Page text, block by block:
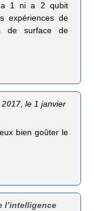
a 1 ni a 2 qubit
expériences de
de surface de
, le 1 janvier
bien goûter le
l’intelligence